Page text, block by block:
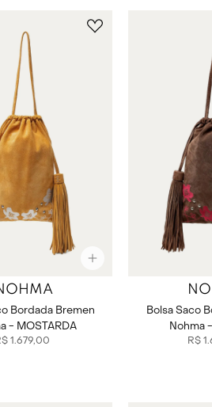
Bordada Bremen
- MOSTARDA
1.679,00
Bolsa Saco
Nohma
R$ 1.